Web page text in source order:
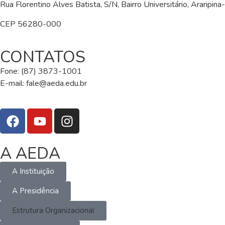
Rua Florentino Alves Batista, S/N, Bairro Universitário,
CEP 56280-000
CONTATOS
Fone: (87) 3873-1001
E-mail: fale@aeda.edu.br
A AEDA
A Instituição
A Presidência
Estrutura Organizacional